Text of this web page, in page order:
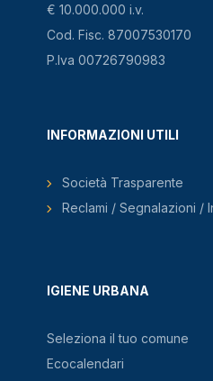
€ 10.000.000 i.v.
Cod. Fisc. 87007530170
P.Iva 00726790983
IGIENE URBANA
Seleziona il tuo comune
Ecocalendari
INFORMAZIONI UTILI
Società Trasparente
Reclami / Segnalazioni /